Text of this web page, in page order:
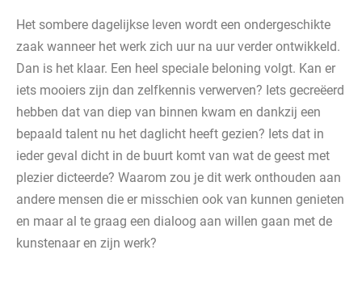
Het sombere dagelijkse leven wordt een ondergeschikte
zaak wanneer het werk zich uur na uur verder ontwikkeld.
Dan is het klaar. Een heel speciale beloning volgt. Kan er
iets mooiers zijn dan zelfkennis verwerven? Iets gecreëerd
hebben dat van diep van binnen kwam en dankzij een
bepaald talent nu het daglicht heeft gezien? Iets dat in
ieder geval dicht in de buurt komt van wat de geest met
plezier dicteerde? Waarom zou je dit werk onthouden aan
andere mensen die er misschien ook van kunnen genieten
en maar al te graag een dialoog aan willen gaan met de
kunstenaar en zijn werk?